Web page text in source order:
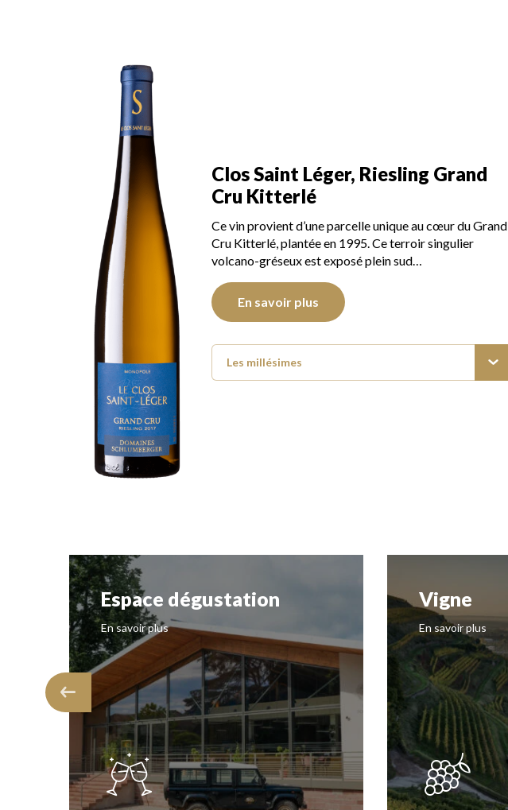
Clos Saint Léger, Riesling Grand
Cru Kitterlé
Ce vin provient d’une parcelle unique au cœur du Grand
Cru Kitterlé, plantée en 1995. Ce terroir singulier
volcano-gréseux est exposé plein sud…
En savoir plus
Les millésimes
Espace dégustation
En savoir plus
Vigne
En savoir plus